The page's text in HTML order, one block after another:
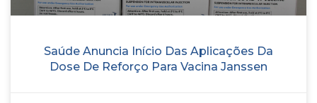
Saúde Anuncia Início Das Aplicações Da
Dose De Reforço Para Vacina Janssen